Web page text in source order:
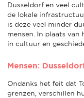
Dusseldorf en veel
de lokale
is deze veel minder
mensen. In plaats
in cultuur en
Mensen:
Ondanks het feit dat
grenzen, verschillen